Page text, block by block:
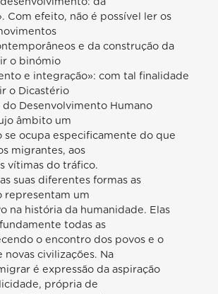
Com efeito, não é possível ler os
e da construção da
o binómio
e integração»: com tal finalidade
o Dicastério
do Desenvolvimento Humano
âmbito um
se ocupa especificamente do que
migrantes, aos
vítimas do tráfico.
suas diferentes formas as
representam um
na história da humanidade. Elas
todas as
o encontro dos povos e o
novas civilizações. Na
é expressão da aspiração
própria de